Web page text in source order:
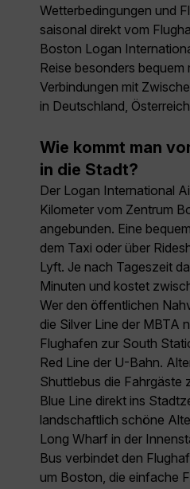
Wetterbedingungen und
saisonal direkt vom
Boston Logan
Reise besonders
Verbindungen mit
in Deutschland,
Wie kommt man
in die Stadt?
Der Logan International
Kilometer vom Zentrum
angebunden. Eine
dem Taxi oder über
Lyft. Je nach Tageszeit
Minuten und kostet
Wer den öffentlichen
die Silver Line der MBTA
Flughafen zur South
Red Line der U-Bahn.
Shuttlebus die Fahrgäste
Blue Line direkt ins
landschaftlich schöne
Long Wharf in der
Bus verbindet den
um Boston, die einfache